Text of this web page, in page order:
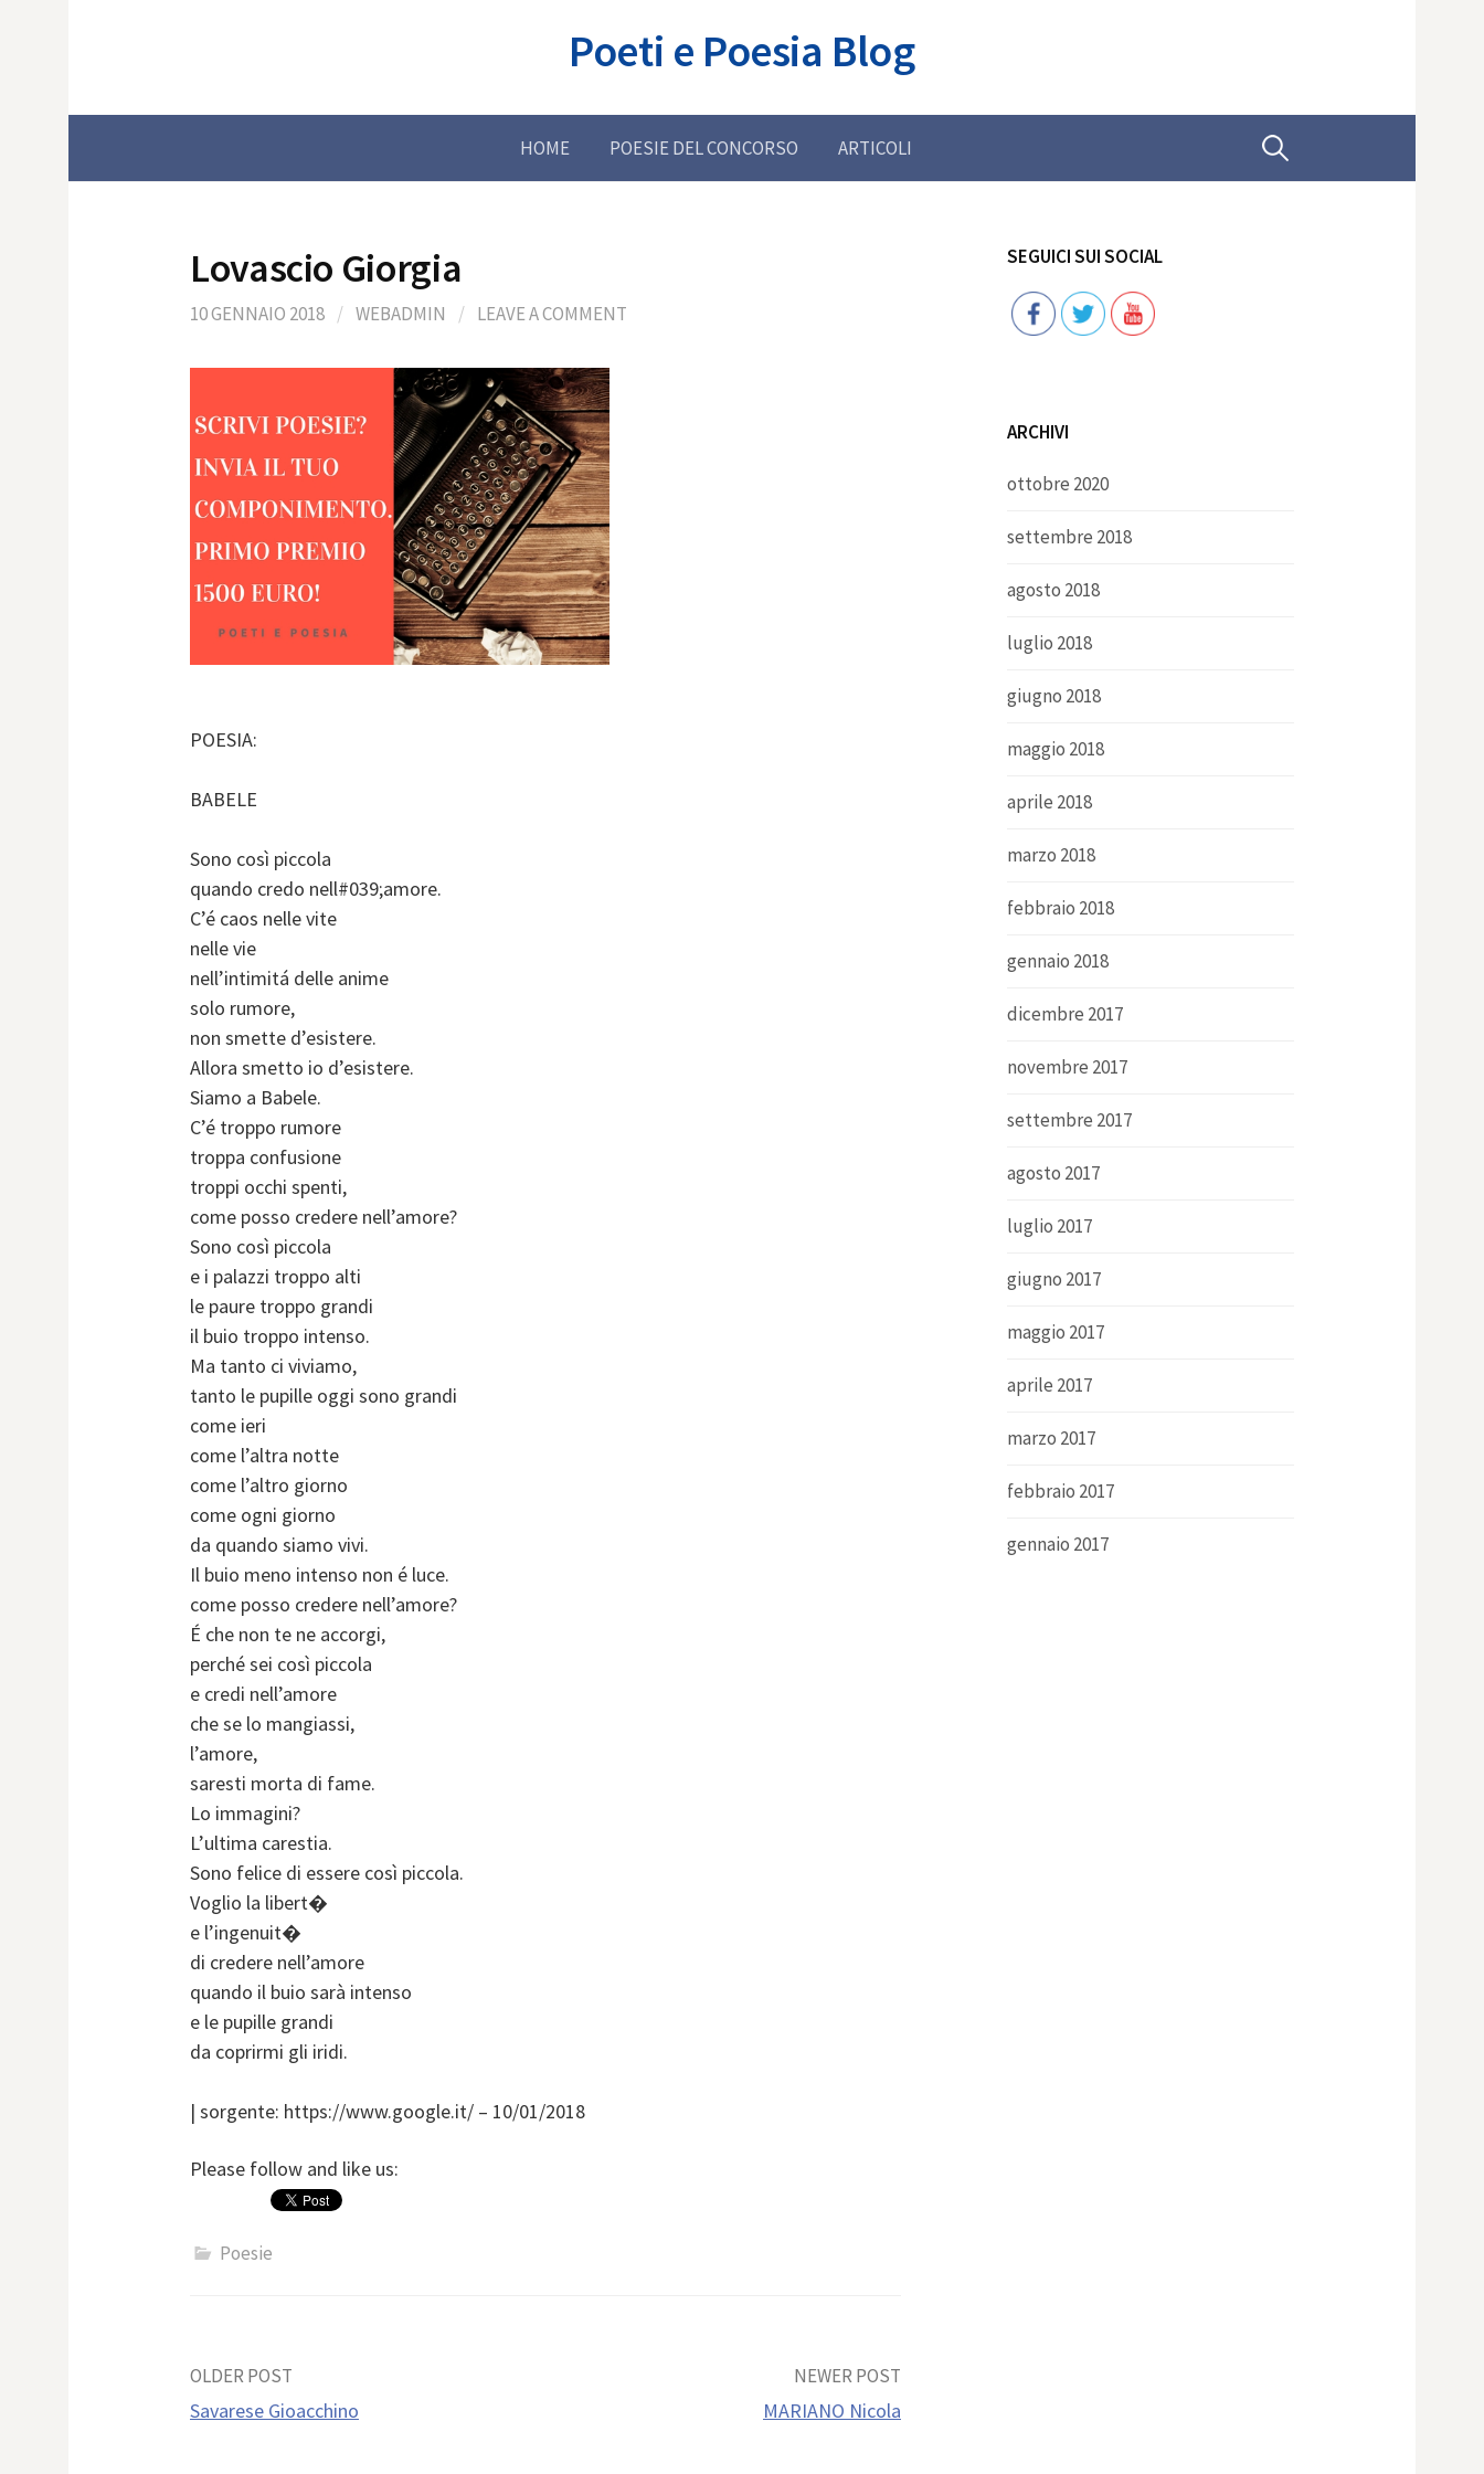
Poeti e Poesia Blog
HOME POESIE DEL CONCORSO ARTICOLI Ricerca
Lovascio Giorgia
10 GENNAIO 2018 / WEBADMIN / LEAVE A COMMENT
POESIA:
BABELE
Sono così piccola
quando credo nell#039;amore.
C’é caos nelle vite
nelle vie
nell’intimitá delle anime
solo rumore,
non smette d’esistere.
Allora smetto io d’esistere.
Siamo a Babele.
C’é troppo rumore
troppa confusione
troppi occhi spenti,
come posso credere nell’amore?
Sono così piccola
e i palazzi troppo alti
le paure troppo grandi
il buio troppo intenso.
Ma tanto ci viviamo,
tanto le pupille oggi sono grandi
come ieri
come l’altra notte
come l’altro giorno
come ogni giorno
da quando siamo vivi.
Il buio meno intenso non é luce.
come posso credere nell’amore?
É che non te ne accorgi,
perché sei così piccola
e credi nell’amore
che se lo mangiassi,
l’amore,
saresti morta di fame.
Lo immagini?
L’ultima carestia.
Sono felice di essere così piccola.
Voglio la libert�
e l’ingenuit�
di credere nell’amore
quando il buio sarà intenso
e le pupille grandi
da coprirmi gli iridi.
| sorgente: https://www.google.it/ – 10/01/2018
Please follow and like us:
Poesie
Post
OLDER POST
Savarese Gioacchino
NEWER POST
MARIANO Nicola
SEGUICI SUI SOCIAL
Follow
ARCHIVI
ottobre 2020
settembre 2018
agosto 2018
luglio 2018
giugno 2018
maggio 2018
aprile 2018
marzo 2018
febbraio 2018
gennaio 2018
dicembre 2017
novembre 2017
settembre 2017
agosto 2017
luglio 2017
giugno 2017
maggio 2017
aprile 2017
marzo 2017
febbraio 2017
gennaio 2017